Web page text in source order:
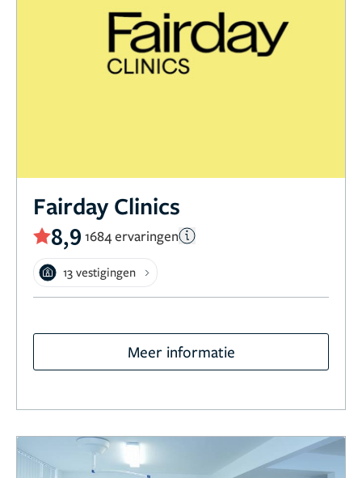
Fairday Clinics
8,9 1684 ervaringen
13 vestigingen
Meer informatie